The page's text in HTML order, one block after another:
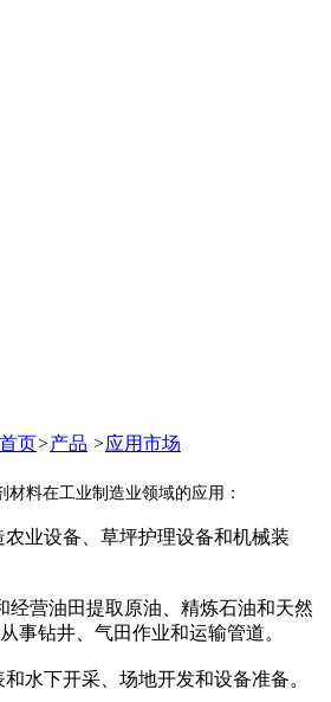
页>产品 >应用市场
料在工业制造业领域的应用：
业设备、草坪护理设备和机械装
经营油田提取原油、精炼石油和天然
事钻井、气田作业和运输管道。
水下开采、场地开发和设备准备。